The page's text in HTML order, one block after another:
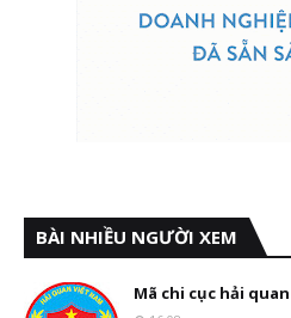
BÀI NHIỀU NGƯỜI XEM
Mã chi cục hải quan